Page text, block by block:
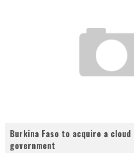
Burkina Faso to acquire a
government